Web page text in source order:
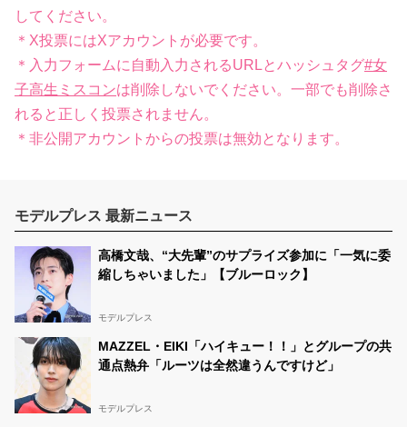
してください。
＊X投票にはXアカウントが必要です。
＊入力フォームに自動入力されるURLとハッシュタグ#女
子高生ミスコンは削除しないでください。一部でも削除さ
れると正しく投票されません。
＊非公開アカウントからの投票は無効となります。
モデルプレス 最新ニュース
高橋文哉、“大先輩”のサプライズ参加に「一気に委
縮しちゃいました」【ブルーロック】
モデルプレス
MAZZEL・EIKI「ハイキュー！！」とグループの共
通点熱弁「ルーツは全然違うんですけど」
モデルプレス